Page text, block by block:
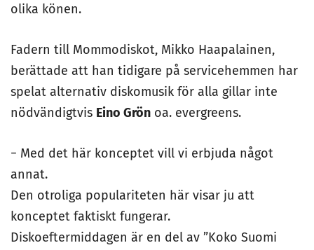
olika könen.
Fadern till Mommodiskot, Mikko Haapalainen,
berättade att han tidigare på servicehemmen har
spelat alternativ diskomusik för alla gillar inte
nödvändigtvis Eino Grön oa. evergreens.
− Med det här konceptet vill vi erbjuda något
annat.
Den otroliga populariteten här visar ju att
konceptet faktiskt fungerar.
Diskoeftermiddagen är en del av ”Koko Suomi